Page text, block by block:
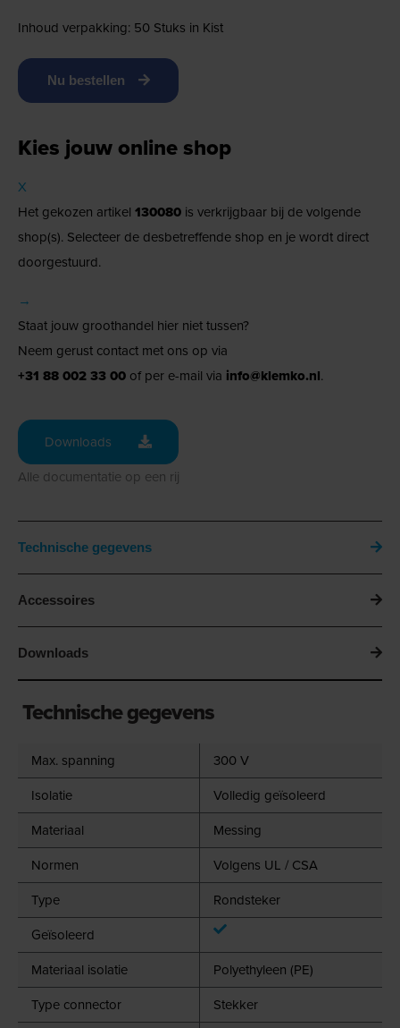
Inhoud verpakking: 50 Stuks in Kist
Nu bestellen
Kies jouw online shop
X
Het gekozen artikel 130080 is verkrijgbaar bij de volgende
shop(s). Selecteer de desbetreffende shop en je wordt direct
doorgestuurd.
→
Staat jouw groothandel hier niet tussen?
Neem gerust contact met ons op via
+31 88 002 33 00 of per e-mail via info@klemko.nl.
Downloads
Alle documentatie op een rij
Technische gegevens
Accessoires
Downloads
Technische gegevens
Max. spanning
300 V
Isolatie
Volledig geïsoleerd
Materiaal
Messing
Normen
Volgens UL / CSA
Type
Rondsteker
Geïsoleerd
Materiaal isolatie
Polyethyleen (PE)
Type connector
Stekker